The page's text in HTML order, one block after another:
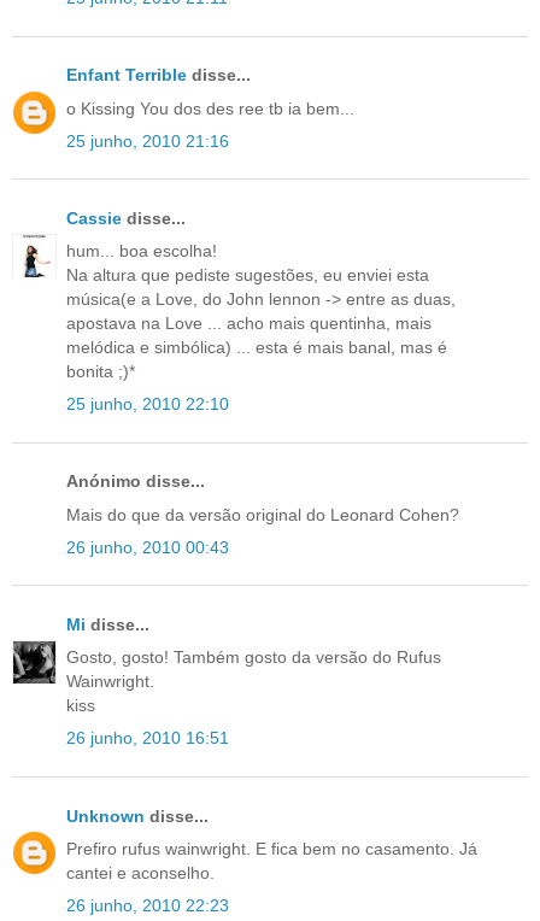
Enfant Terrible disse...
o Kissing You dos des ree tb ia bem...
25 junho, 2010 21:16
Cassie disse...
hum... boa escolha!
Na altura que pediste sugestões, eu enviei esta
música(e a Love, do John lennon -> entre as duas,
apostava na Love ... acho mais quentinha, mais
melódica e simbólica) ... esta é mais banal, mas é
bonita ;)*
25 junho, 2010 22:10
Anónimo disse...
Mais do que da versão original do Leonard Cohen?
26 junho, 2010 00:43
Mi disse...
Gosto, gosto! Também gosto da versão do Rufus
Wainwright.
kiss
26 junho, 2010 16:51
Unknown disse...
Prefiro rufus wainwright. E fica bem no casamento. Já
cantei e aconselho.
26 junho, 2010 22:23